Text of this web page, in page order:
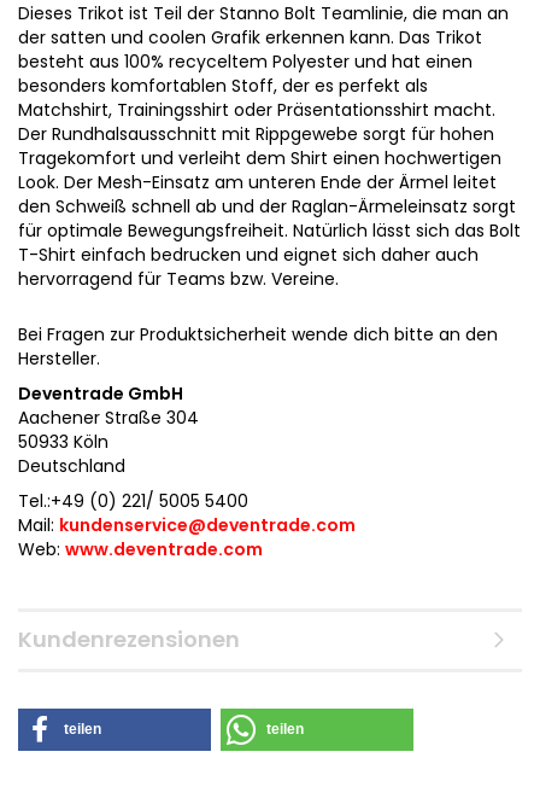
Dieses Trikot ist Teil der Stanno Bolt Teamlinie, die man an
der satten und coolen Grafik erkennen kann. Das Trikot
besteht aus 100% recyceltem Polyester und hat einen
besonders komfortablen Stoff, der es perfekt als
Matchshirt, Trainingsshirt oder Präsentationsshirt macht.
Der Rundhalsausschnitt mit Rippgewebe sorgt für hohen
Tragekomfort und verleiht dem Shirt einen hochwertigen
Look. Der Mesh-Einsatz am unteren Ende der Ärmel leitet
den Schweiß schnell ab und der Raglan-Ärmeleinsatz sorgt
für optimale Bewegungsfreiheit. Natürlich lässt sich das Bolt
T-Shirt einfach bedrucken und eignet sich daher auch
hervorragend für Teams bzw. Vereine.
Bei Fragen zur Produktsicherheit wende dich bitte an den
Hersteller.
Deventrade GmbH
Aachener Straße 304
50933 Köln
Deutschland
Tel.:+49 (0) 221/ 5005 5400
Mail: kundenservice@deventrade.com
Web: www.deventrade.com
Kundenrezensionen
teilen teilen